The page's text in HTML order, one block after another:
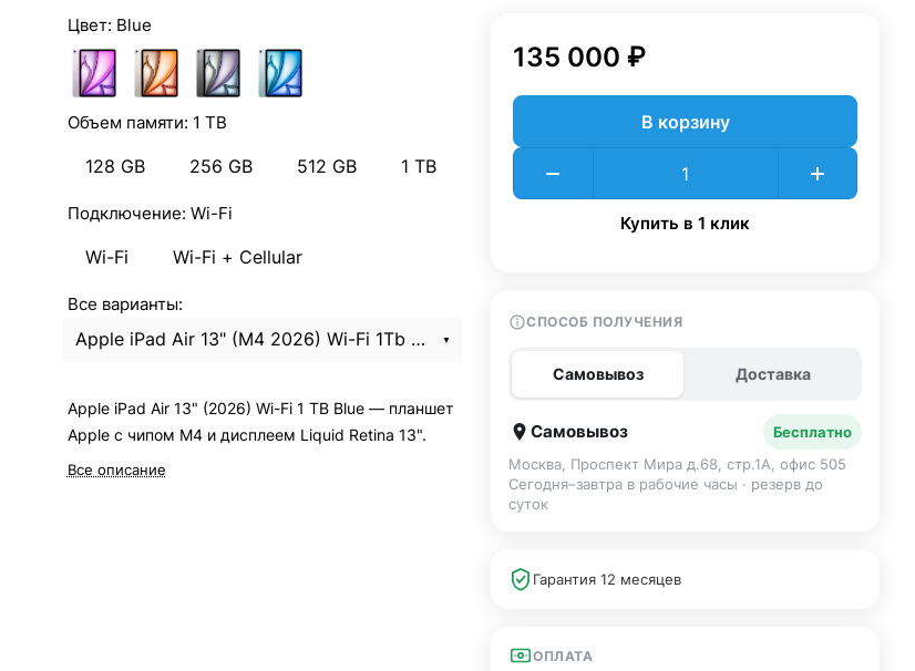
Цвет: Blue
Объем памяти: 1 TB
128 GB 256 GB 512 GB 1 TB
Подключение: Wi-Fi
Wi-Fi Wi-Fi + Cellular
Все варианты:
Apple iPad Air 13" (M4 2026) Wi-Fi 1Tb Blue
Apple iPad Air 13" (2026) Wi-Fi 1 TB Blue — планшет
Apple с чипом M4 и дисплеем Liquid Retina 13".
Все описание
135 000 ₽
В корзину
Купить в 1 клик
СПОСОБ ПОЛУЧЕНИЯ
Самовывоз Доставка
Самовывоз
Бесплатно
Москва, Проспект Мира д.68, стр.1А, офис 505
Сегодня–завтра в рабочие часы · резерв до
суток
Гарантия 12 месяцев
ОПЛАТА